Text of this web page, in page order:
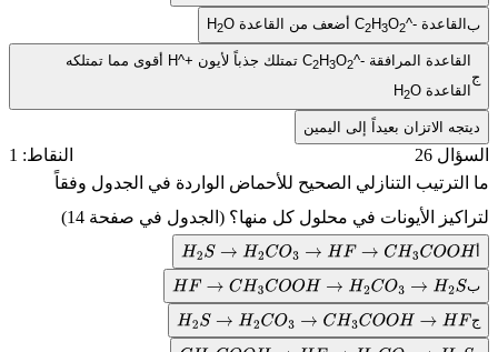
C2 H 3O2^- أضعف من القاعدة H2O
المرافقة C2 H 3O2 ^- تمتلك جذباً لأيون H^+أقوى مما تمتلكه
H2O
الاتزان بعيداً إلى اليمين
26
النقاط: 1
التنازلي الصحيح للأحماض الواردة في الجدول وفقاً
الأيونات في محلول كل منها؟ (الجدول في صفحة 14)
H2 S→H2CO 3→ HF → CH3COOH
HF→CH3COOH→H2 CO3→H2 S
H2 S→H2CO 3→ CH3COOH→H F